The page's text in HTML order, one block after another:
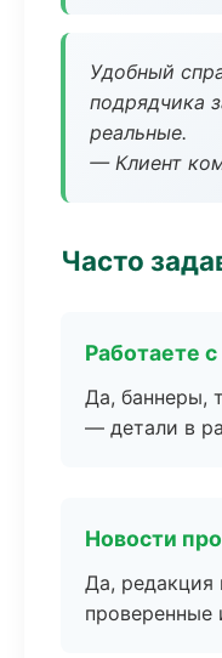
Удобный
подрядчика
реальные.
— Клиент
Часто
Работаете
Да, баннеры,
— детали в
Новости
Да, редакция
проверенные